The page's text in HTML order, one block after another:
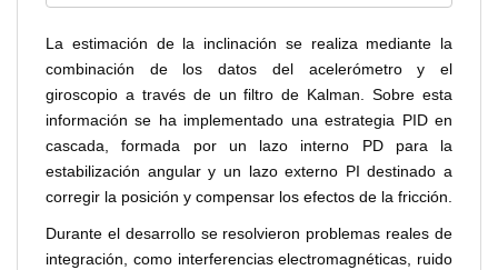
La estimación de la inclinación se realiza mediante la
combinación de los datos del acelerómetro y el
giroscopio a través de un filtro de Kalman. Sobre esta
información se ha implementado una estrategia PID en
cascada, formada por un lazo interno PD para la
estabilización angular y un lazo externo PI destinado a
corregir la posición y compensar los efectos de la fricción.
Durante el desarrollo se resolvieron problemas reales de
integración, como interferencias electromagnéticas, ruido